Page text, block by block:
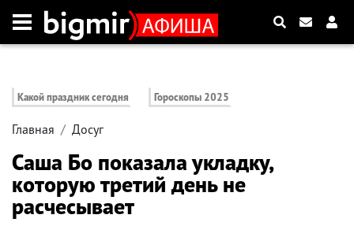
Какой праздник сегодня Гороскопы 2025
Главная Досуг
Саша Бо показала укладку,
которую третий день не
расчесывает